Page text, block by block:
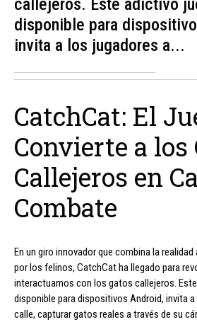
callejeros. Este adictivo
disponible para
invita a los jugadores a...
CatchCat: El
Convierte a los
Callejeros en
Combate
En un giro innovador que combina la
por los felinos, CatchCat ha llegado para
interactuamos con los gatos callejeros.
disponible para dispositivos Android, invita
calle, capturar gatos reales a través de su